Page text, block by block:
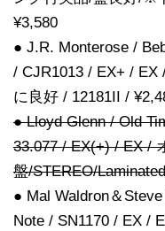
¥3,580
● J.R. Monterose /
/ CJR1013 / EX+ / EX
に良好 / 12181II /
● Lloyd Glenn / Old
33.077 / EX(+) / EX /
盤/STEREO/
● Mal Waldron＆
Note / SN1170 / EX /